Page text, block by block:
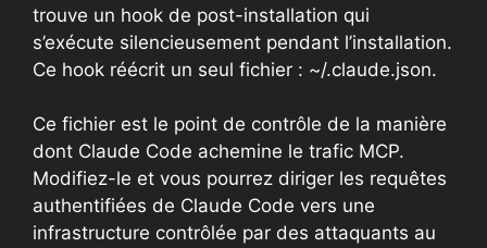
trouve un hook de post-installation qui
s’exécute silencieusement pendant l’installation.
Ce hook réécrit un seul fichier : ~/.claude.json.
Ce fichier est le point de contrôle de la manière
dont Claude Code achemine le trafic MCP.
Modifiez-le et vous pourrez diriger les requêtes
authentifiées de Claude Code vers une
infrastructure contrôlée par des attaquants au